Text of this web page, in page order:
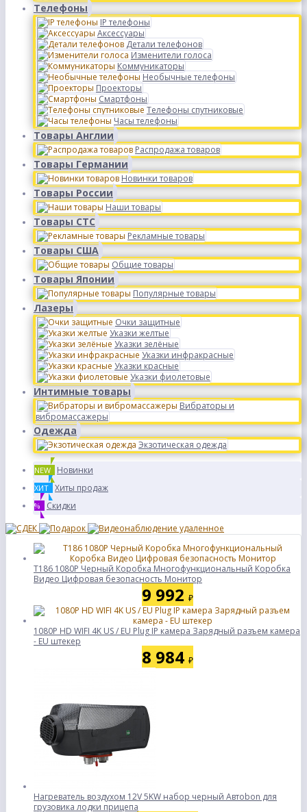
Телефоны
IP телефоны
Аксессуары
Детали телефонов
Изменители голоса
Коммуникаторы
Необычные телефоны
Проекторы
Смартфоны
Телефоны спутниковые
Часы телефоны
Товары Англии
Распродажа товаров
Товары Германии
Новинки товаров
Товары России
Наши товары
Товары СТС
Рекламные товары
Товары США
Общие товары
Товары Японии
Популярные товары
Лазеры
Очки защитные
Указки желтые
Указки зелёные
Указки инфракрасные
Указки красные
Указки фиолетовые
Интимные товары
Вибраторы и
вибромассажеры
Одежда
Экзотическая одежда
NEW Новинки
ХИТ Хиты продаж
% Скидки
T186 1080P Черный Коробка Многофункциональный Коробка
Видео Цифровая безопасность Монитор
9 992 ₽
1080P HD WIFI 4K US / EU Plug IP камера Зарядный разъем камера
- EU штекер
8 984 ₽
Нагреватель воздухом 12V 5KW набор черный Автоbon для
грузовика лодки прицепа